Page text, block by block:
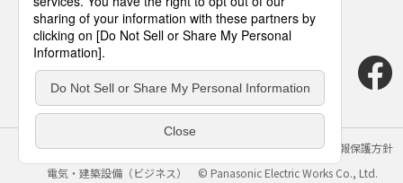
サイトのご利用にあたって クッキーポリシー
個人情報保護方針
電気・建築設備（ビジネス）
© Panasonic Electric Works Co., Ltd.